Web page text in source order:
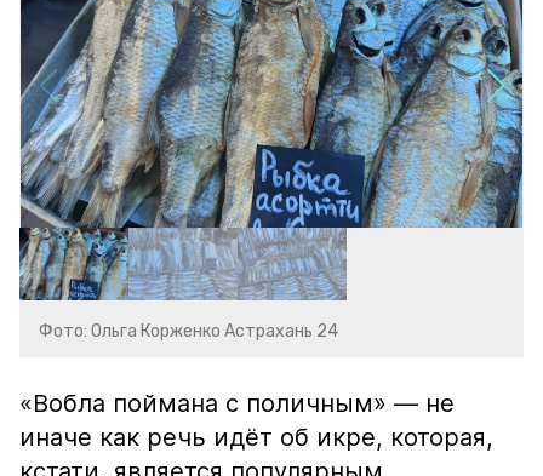
Фото: Ольга Корженко Астрахань 24
«Вобла поймана с поличным» — не
иначе как речь идёт об икре, которая,